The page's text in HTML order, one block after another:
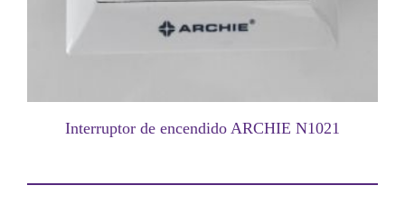
Interruptor de encendido ARCHIE N1021